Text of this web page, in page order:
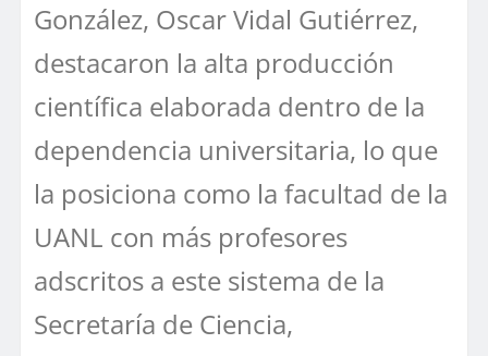
González, Oscar Vidal Gutiérrez,
destacaron la alta producción
científica elaborada dentro de la
dependencia universitaria, lo que
la posiciona como la facultad de la
UANL con más profesores
adscritos a este sistema de la
Secretaría de Ciencia,